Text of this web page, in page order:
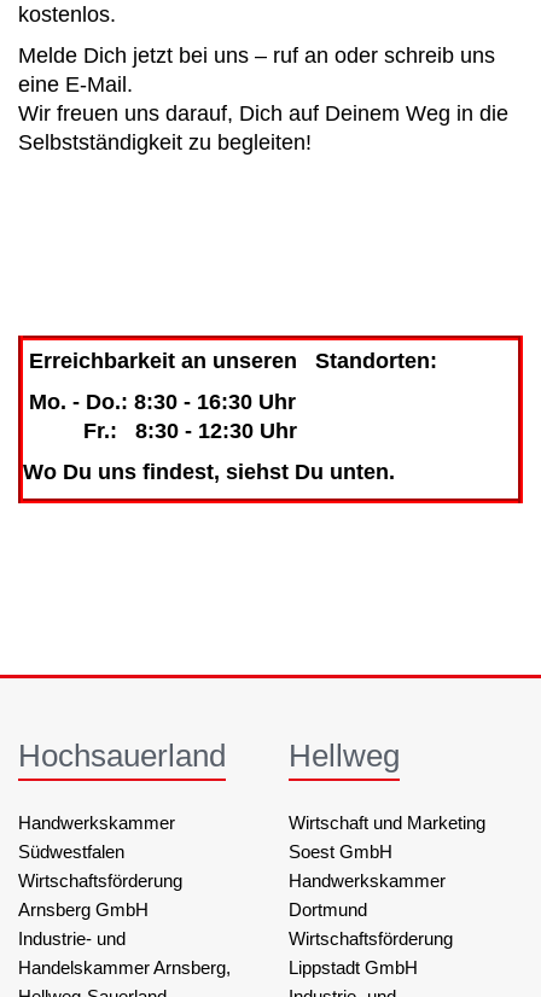
kostenlos.
Melde Dich jetzt bei uns – ruf an oder schreib uns
eine E-Mail.
Wir freuen uns darauf, Dich auf Deinem Weg in die
Selbstständigkeit zu begleiten!
Erreichbarkeit an unseren Standorten:
Mo. - Do.: 8:30 - 16:30 Uhr
Fr.: 8:30 - 12:30 Uhr
Wo Du uns findest, siehst Du unten.
Hochsauerland
Handwerkskammer
Südwestfalen
Wirtschaftsförderung
Arnsberg GmbH
Industrie- und
Handelskammer Arnsberg,
Hellweg
Wirtschaft und Marketing
Soest GmbH
Handwerkskammer
Dortmund
Wirtschaftsförderung
Lippstadt GmbH